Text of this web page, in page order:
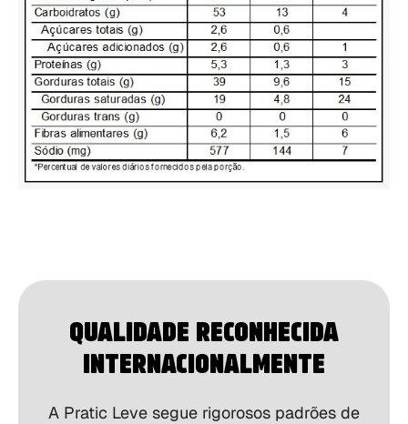
QUALIDADE RECONHECIDA
INTERNACIONALMENTE
A Pratic Leve segue rigorosos padrões de